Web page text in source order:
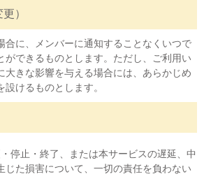
）
合に、メンバーに通知することなくいつで
ができるものとします。ただし、ご利用い
大きな影響を与える場合には、あらかじめ
けるものとします。
・停止・終了、または本サービスの遅延、中
じた損害について、一切の責任を負わない